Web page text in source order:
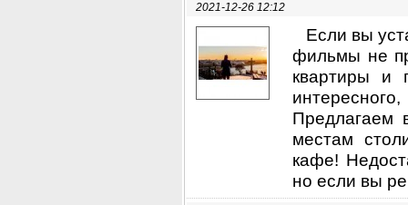
2021-12-26 12:12
Если вы
фильмы не
квартиры и
Предлагаем
местам
кафе!
но если вы